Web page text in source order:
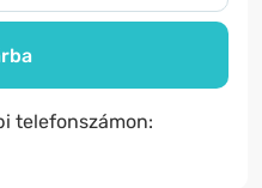
telefonszámon: